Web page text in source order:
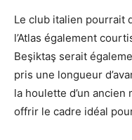
Le club italien pourrait
l’Atlas également
Beşiktaş serait
pris une longueur
la houlette d’un
offrir le cadre idéal